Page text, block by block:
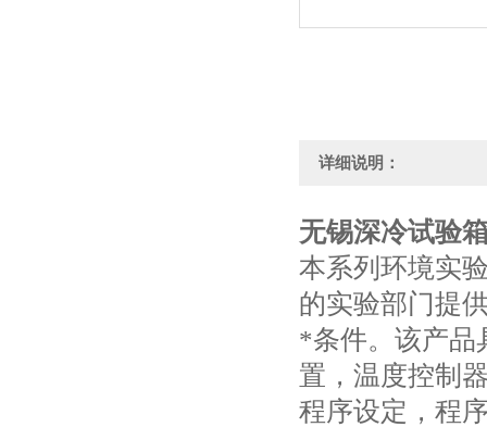
详细说明：
无锡深冷试验
本系列环境实
的实验部门提
*条件。该产品
置，温度控制
程序设定，程